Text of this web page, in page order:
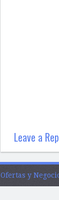
Leave a
Ofertas y